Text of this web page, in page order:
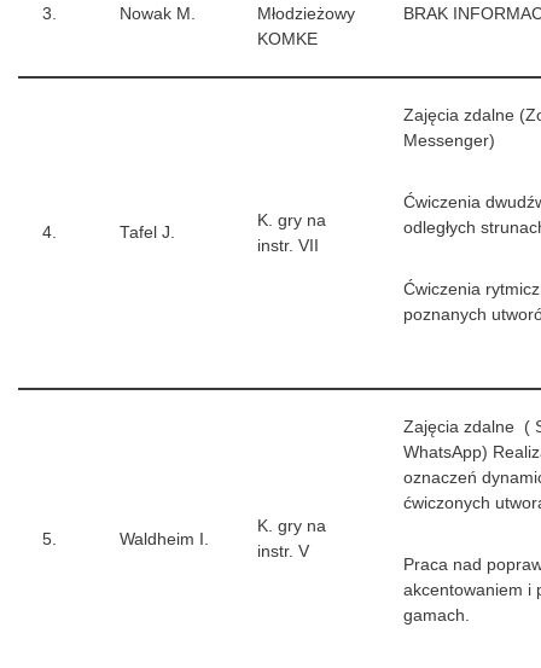
3. Nowak M.
Młodzieżowy
KOMKE
BRAK
4. Tafel J.
K. gry na
instr. VII
Zajęcia zdalne
Messenger)
Ćwiczenia
odległych
Ćwiczenia
poznanych
5. Waldheim I.
K. gry na
instr. V
Zajęcia zdalne (
WhatsApp)
oznaczeń
ćwiczonych
Praca nad
akcentowaniem i
gamach.